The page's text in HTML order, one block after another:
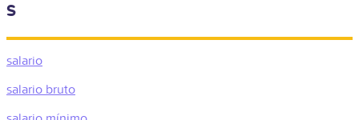
S
salario
salario bruto